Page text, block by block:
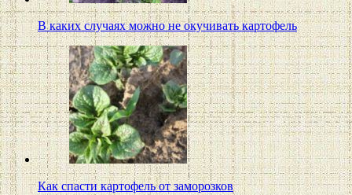
В каких случаях можно не окучивать картофель
Как спасти картофель от заморозков